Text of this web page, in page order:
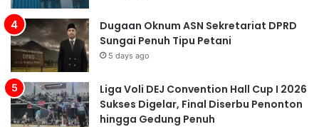
Dugaan Oknum ASN Sekretariat DPRD
Sungai Penuh Tipu Petani
5 days ago
Liga Voli DEJ Convention Hall Cup I 2026
Sukses Digelar, Final Diserbu Penonton
hingga Gedung Penuh